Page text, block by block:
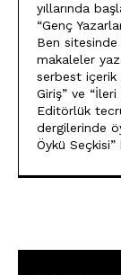
yıllarında
“Genç
Ben
makaleler
serbest içerik
Giriş” ve
Editörlük
dergilerinde
Öykü